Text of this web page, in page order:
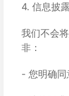
4. 信息披露
我们不会
非：
- 您明确同